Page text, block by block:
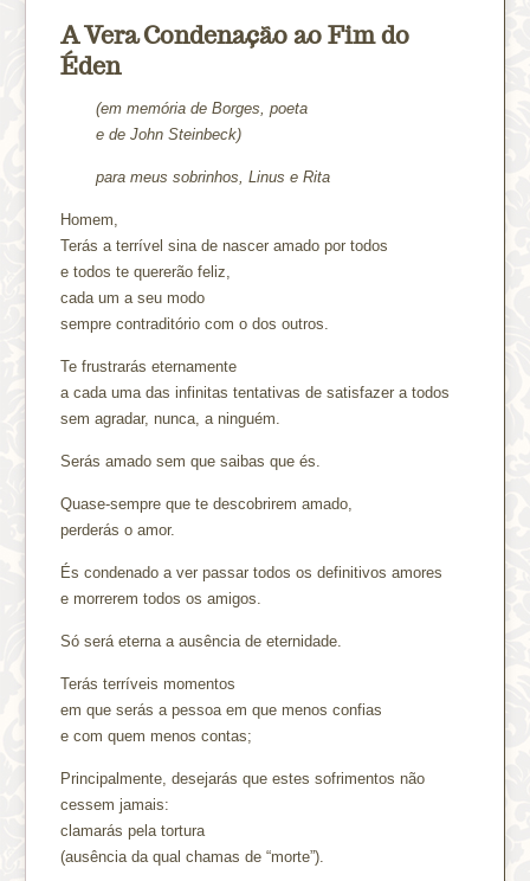
A Vera Condenação ao Fim do
Éden
(em memória de Borges, poeta
e de John Steinbeck)
para meus sobrinhos, Linus e Rita
Homem,
Terás a terrível sina de nascer amado por todos
e todos te quererão feliz,
cada um a seu modo
sempre contraditório com o dos outros.
Te frustrarás eternamente
a cada uma das infinitas tentativas de satisfazer a todos
sem agradar, nunca, a ninguém.
Serás amado sem que saibas que és.
Quase-sempre que te descobrirem amado,
perderás o amor.
És condenado a ver passar todos os definitivos amores
e morrerem todos os amigos.
Só será eterna a ausência de eternidade.
Terás terríveis momentos
em que serás a pessoa em que menos confias
e com quem menos contas;
Principalmente, desejarás que estes sofrimentos não
cessem jamais:
clamarás pela tortura
(ausência da qual chamas de “morte”).